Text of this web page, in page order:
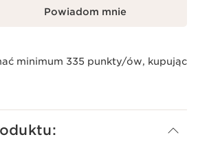
Powiadom mnie
minimum 335 punkty/ów, kupując